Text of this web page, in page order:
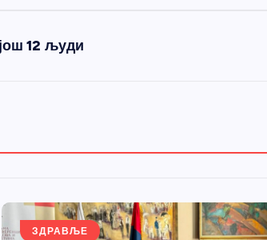
12 људи
ЗДРАВЉЕ